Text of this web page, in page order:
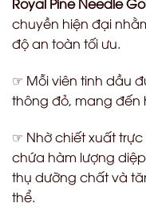
chuyền hiện đại
độ an toàn tối ưu.
☞ Mỗi viên tinh dầu
thông đỏ, mang đến
☞ Nhờ chiết xuất
chứa hàm lượng
thụ dưỡng chất và
thể.